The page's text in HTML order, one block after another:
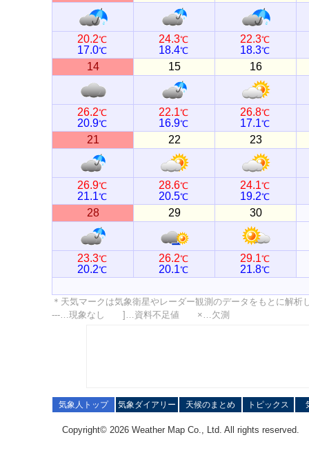
20.2℃
17.0℃
24.3℃
18.4℃
22.3℃
18.3℃
14 15 16
26.2℃
20.9℃
22.1℃
16.9℃
26.8℃
17.1℃
21 22 23
26.9℃
21.1℃
28.6℃
20.5℃
24.1℃
19.2℃
28 29 30
23.3℃
20.2℃
26.2℃
20.1℃
29.1℃
21.8℃
＊天気マークは気象衛星やレーダー観測のデータをもとに解
---…現象なし ]…資料不足値 ×…欠測
気象人トップ 気象ダイアリー 天候のまとめ トピックス
Copyright© 2026 Weather Map Co., Ltd. All rights reserved.